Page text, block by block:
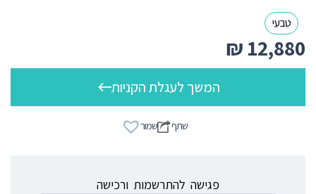
טִבעִי
₪ 12,880
המשך לעגלת הקניות
שמור שתף
פגישה להתרשמות ורכישה